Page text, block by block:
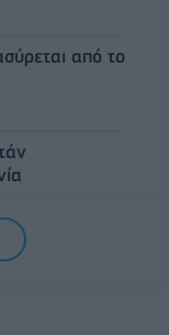
από το